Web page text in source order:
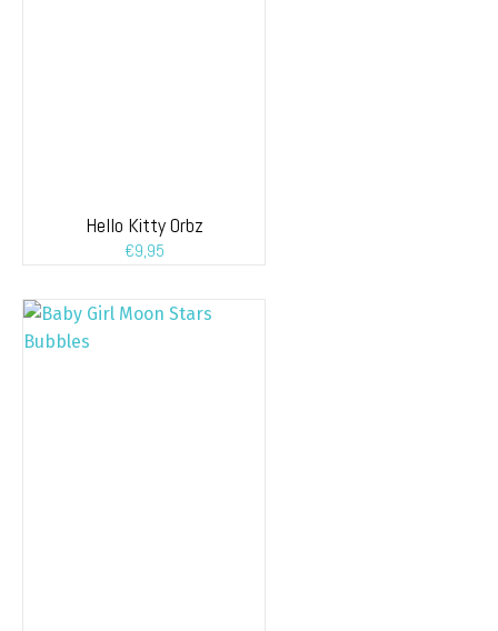
Hello Kitty Orbz
€9,95